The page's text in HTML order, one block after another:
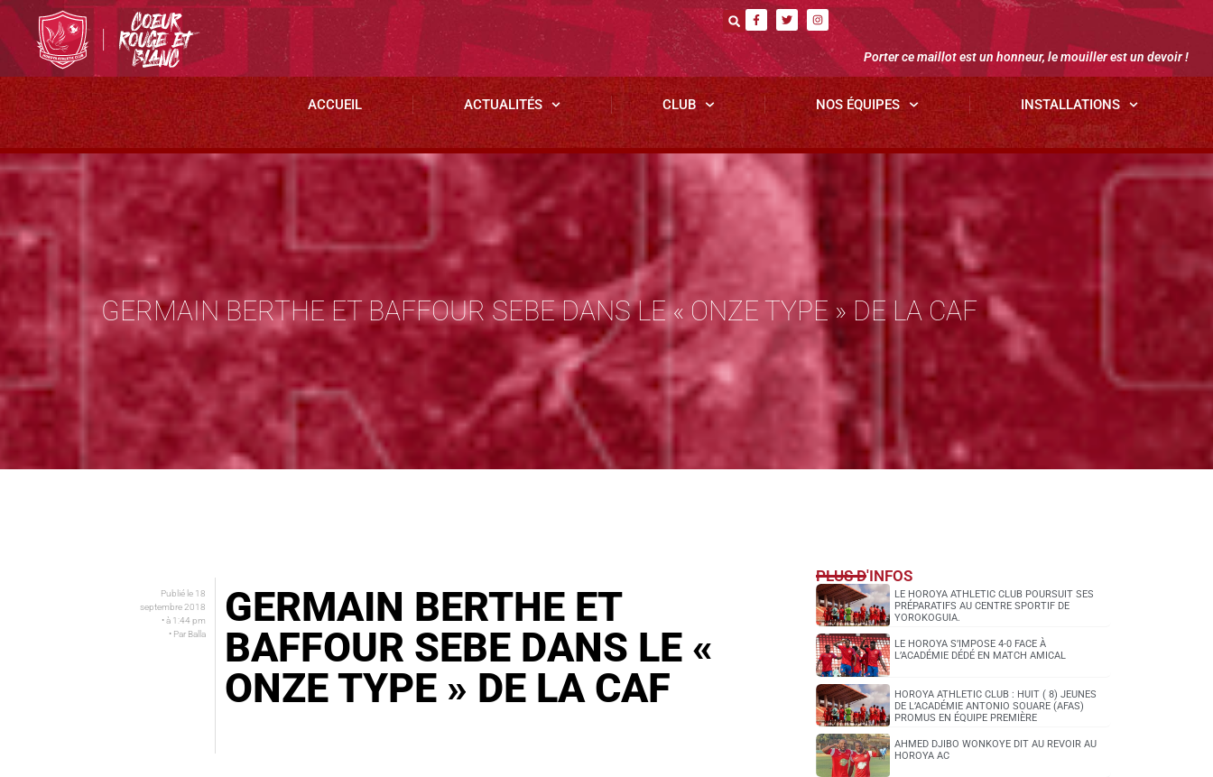
Porter ce maillot est un honneur, le mouiller est un devoir !
ACCUEIL ACTUALITÉS CLUB NOS ÉQUIPES INSTALLATIONS
GERMAIN BERTHE ET BAFFOUR SEBE DANS LE « ONZE TYPE » DE LA CAF
Publié le 18
septembre 2018
• à 1:44 pm
• ParBalla
GERMAIN BERTHE ET
BAFFOUR SEBE DANS LE «
ONZE TYPE » DE LA CAF
PLUS D'INFOS
LE HOROYA ATHLETIC CLUB POURSUIT SES
PRÉPARATIFS AU CENTRE SPORTIF DE
YOROKOGUIA.
LE HOROYA S’IMPOSE 4-0 FACE À
L’ACADÉMIE DÉDÉ EN MATCH AMICAL
HOROYA ATHLETIC CLUB : HUIT ( 8) JEUNES
DE L’ACADÉMIE ANTONIO SOUARE (AFAS)
PROMUS EN ÉQUIPE PREMIÈRE
AHMED DJIBO WONKOYE DIT AU REVOIR AU
HOROYA AC